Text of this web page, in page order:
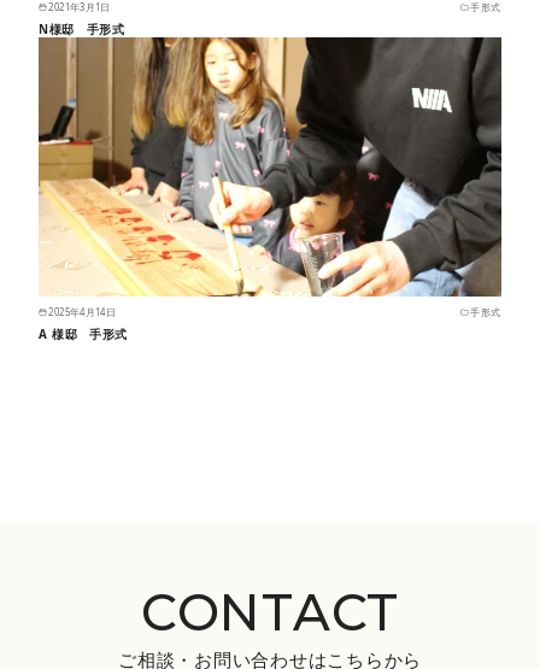
2021年3月1日 手形式
N様邸 手形式
2025年4月14日 手形式
A 様邸 手形式
CONTACT
ご相談・お問い合わせはこちらから